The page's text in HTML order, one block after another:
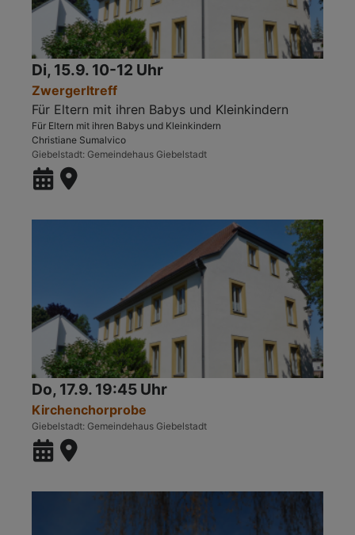
Di, 15.9. 10-12 Uhr
Zwergerltreff
Für Eltern mit ihren Babys und Kleinkindern
Für Eltern mit ihren Babys und Kleinkindern
Christiane Sumalvico
Giebelstadt Gemeindehaus Giebelstadt
Do, 17.9. 19:45 Uhr
Kirchenchorprobe
Giebelstadt Gemeindehaus Giebelstadt